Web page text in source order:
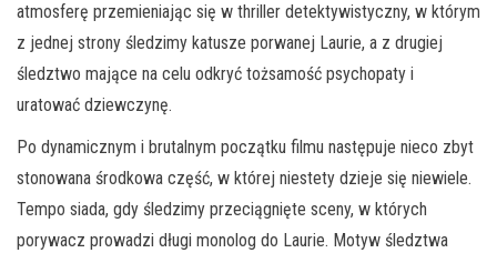
atmosferę przemieniając się w thriller detektywistyczny, w którym
z jednej strony śledzimy katusze porwanej Laurie, a z drugiej
śledztwo mające na celu odkryć tożsamość psychopaty i
uratować dziewczynę.
Po dynamicznym i brutalnym początku filmu następuje nieco zbyt
stonowana środkowa część, w której niestety dzieje się niewiele.
Tempo siada, gdy śledzimy przeciągnięte sceny, w których
porywacz prowadzi długi monolog do Laurie. Motyw śledztwa